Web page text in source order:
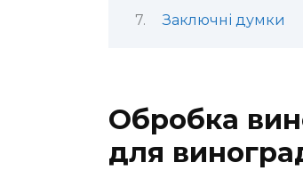
Заключні думки
Обробка
для